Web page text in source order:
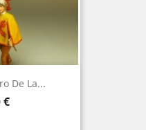
De La...
€